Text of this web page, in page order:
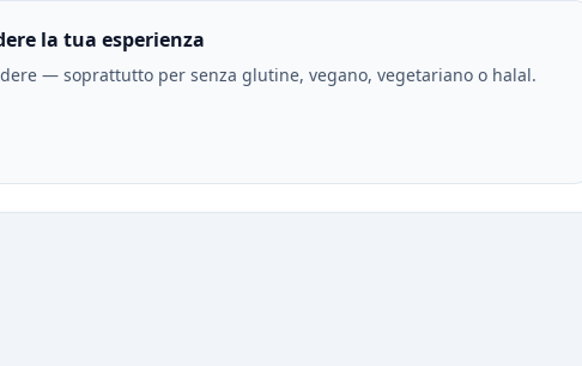
la tua esperienza
— soprattutto per senza glutine, vegano, vegetariano o halal.